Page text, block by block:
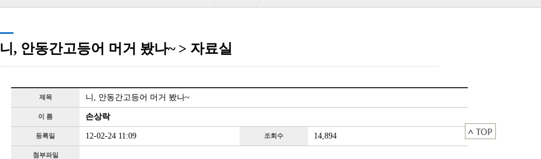
니, 안동간고등어 머거 봤나~ > 자료실
제목 니, 안동간고등어 머거 봤나~
이 름 손상락
등록일 12-02-24 11:09 조회수 14,894
첨부파일